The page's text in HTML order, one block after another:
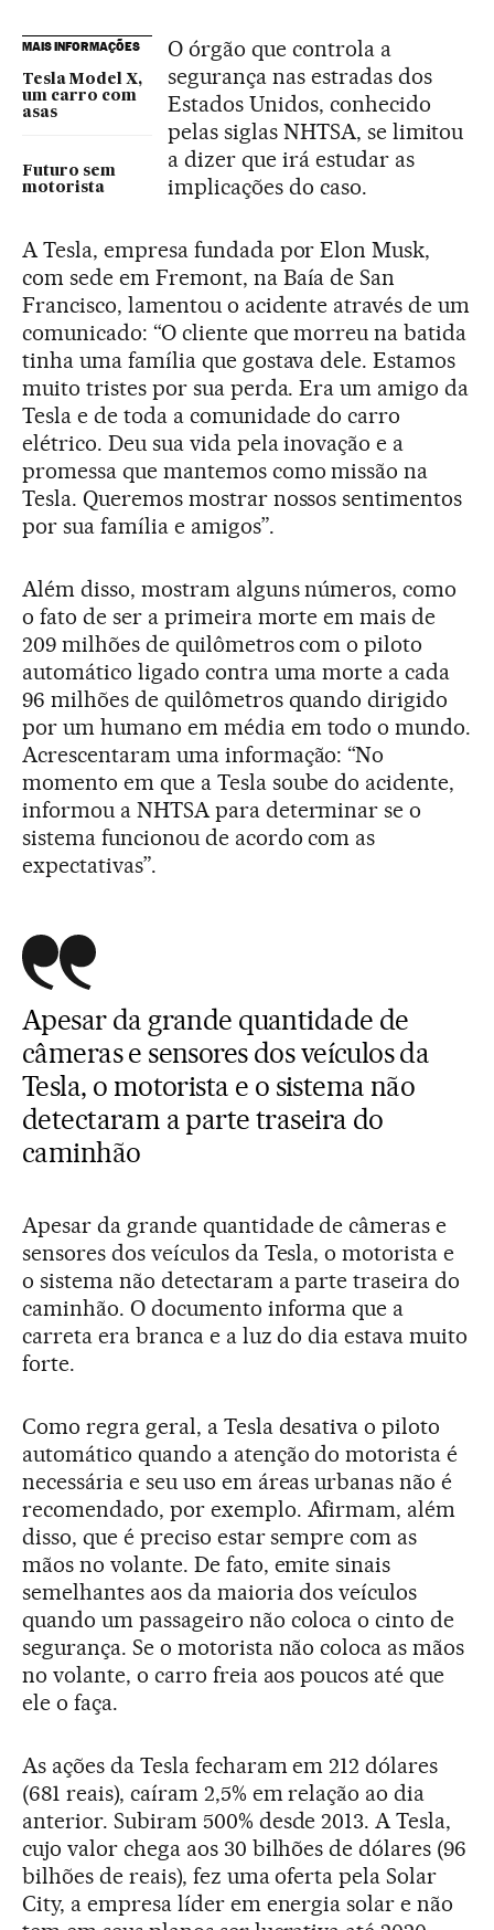
MAIS INFORMAÇÕES
Tesla Model X,
um carro com
asas
Futuro sem
motorista
O órgão que controla a
segurança nas estradas dos
Estados Unidos, conhecido
pelas siglas NHTSA, se limitou
a dizer que irá estudar as
implicações do caso.
A Tesla, empresa fundada por Elon Musk,
com sede em Fremont, na Baía de San
Francisco, lamentou o acidente através de um
comunicado: “O cliente que morreu na batida
tinha uma família que gostava dele. Estamos
muito tristes por sua perda. Era um amigo da
Tesla e de toda a comunidade do carro
elétrico. Deu sua vida pela inovação e a
promessa que mantemos como missão na
Tesla. Queremos mostrar nossos sentimentos
por sua família e amigos”.
Além disso, mostram alguns números, como
o fato de ser a primeira morte em mais de
209 milhões de quilômetros com o piloto
automático ligado contra uma morte a cada
96 milhões de quilômetros quando dirigido
por um humano em média em todo o mundo.
Acrescentaram uma informação: “No
momento em que a Tesla soube do acidente,
informou a NHTSA para determinar se o
sistema funcionou de acordo com as
expectativas”.
Apesar da grande quantidade de
câmeras e sensores dos veículos da
Tesla, o motorista e o sistema não
detectaram a parte traseira do
caminhão
Apesar da grande quantidade de câmeras e
sensores dos veículos da Tesla, o motorista e
o sistema não detectaram a parte traseira do
caminhão. O documento informa que a
carreta era branca e a luz do dia estava muito
forte.
Como regra geral, a Tesla desativa o piloto
automático quando a atenção do motorista é
necessária e seu uso em áreas urbanas não é
recomendado, por exemplo. Afirmam, além
disso, que é preciso estar sempre com as
mãos no volante. De fato, emite sinais
semelhantes aos da maioria dos veículos
quando um passageiro não coloca o cinto de
segurança. Se o motorista não coloca as mãos
no volante, o carro freia aos poucos até que
ele o faça.
As ações da Tesla fecharam em 212 dólares
(681 reais), caíram 2,5% em relação ao dia
anterior. Subiram 500% desde 2013. A Tesla,
cujo valor chega aos 30 bilhões de dólares (96
bilhões de reais), fez uma oferta pela Solar
City, a empresa líder em energia solar e não